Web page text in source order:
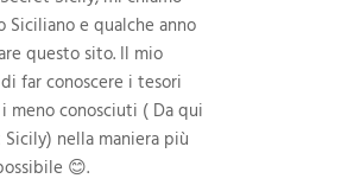
Siciliano e qualche anno
questo sito. Il mio
far conoscere i tesori
meno conosciuti ( Da qui
nella maniera più
😊.